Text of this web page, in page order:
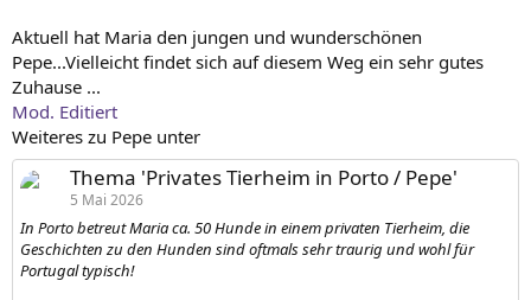
Aktuell hat Maria den jungen und wunderschönen
Pepe...Vielleicht findet sich auf diesem Weg ein sehr gutes
Zuhause ...
Mod. Editiert
Weiteres zu Pepe unter
Thema 'Privates Tierheim in Porto / Pepe'
5 Mai 2026
In Porto betreut Maria ca. 50 Hunde in einem privaten Tierheim, die
Geschichten zu den Hunden sind oftmals sehr traurig und wohl für
Portugal typisch!